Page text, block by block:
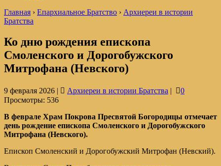
Главная › Епархиальное Братство › Архиереи в истории
Братства
Ко дню рождения епископа
Смоленского и Дорогобужского
Митрофана (Невского)
9 февраля 2026 | Архиереи в истории Братства |
0
Просмотры: 536
В феврале Храм Покрова Пресвятой Богородицы отмечает
день рождение епископа Смоленского и Дорогобужского
Митрофана (Невского).
Епископ Смоленский и Дорогобужский Митрофан (Невский).